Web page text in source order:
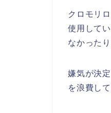
クロモリ
使用して
なかった
嫌気が決
を浪費し